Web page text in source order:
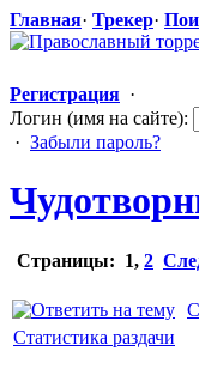
Главная· Трекер·
Регистрация ·
Логин (имя на сайте):
· Забыли пароль?
Страницы: 1, 2
Статистика раздачи